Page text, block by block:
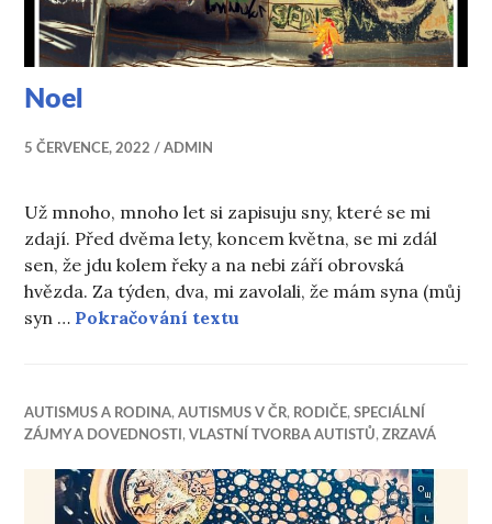
Noel
5 ČERVENCE, 2022 ADMIN
Už mnoho, mnoho let si zapisuju sny, které se mi
zdají. Před dvěma lety, koncem května, se mi zdál
sen, že jdu kolem řeky a na nebi září obrovská
hvězda. Za týden, dva, mi zavolali, že mám syna (můj
syn … Pokračování textu
AUTISMUS A RODINA,AUTISMUS V ČR, RODIČE,SPECIÁLNÍ
ZÁJMY A DOVEDNOSTI , VLASTNÍ TVORBA AUTISTŮ,ZRZAVÁ